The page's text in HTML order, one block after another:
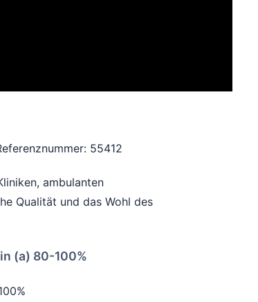
55412
ambulanten
Qualität und das Wohl des
(a) 80-100%